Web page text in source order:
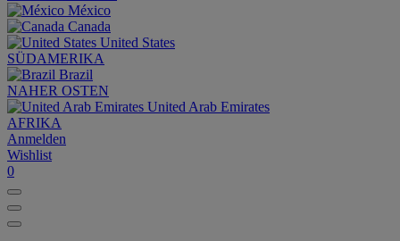
México
Canada
United States
SÜDAMERIKA
Brazil
NAHER OSTEN
United Arab Emirates
AFRIKA
Anmelden
Wishlist
0